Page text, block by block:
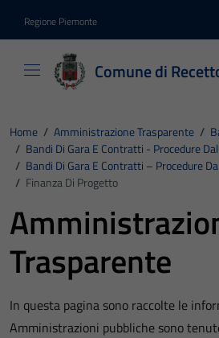
Regione Piemonte
Comune di
Home / Amministrazione Trasparente /
/ Bandi Di Gara E Contratti - Procedure
/ Bandi Di Gara E Contratti – Procedure
/ Finanza Di Progetto
Trasparente
In questa pagina sono raccolte le
Amministrazioni pubbliche sono